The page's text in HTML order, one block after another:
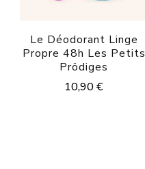
Le Déodorant Linge
Propre 48h Les Petits
Prödiges
10,90€